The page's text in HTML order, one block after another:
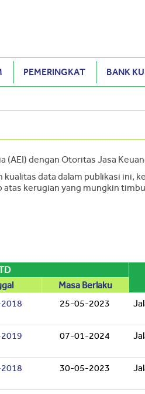
PEMERINGKAT BANK
dengan Otoritas Jasa
data dalam publikasi
kerugian yang mungkin
Masa Berlaku
25-05-2023
07-01-2024
30-05-2023